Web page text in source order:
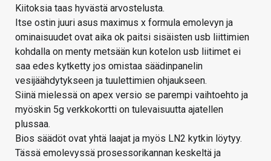
Kiitoksia taas hyvästä arvostelusta.
Itse ostin juuri asus maximus x formula emolevyn ja
ominaisuudet ovat aika ok paitsi sisäisten usb liittimien
kohdalla on menty metsään kun kotelon usb liitimet ei
saa edes kytketty jos omistaa säädinpanelin
vesijäähdytykseen ja tuulettimien ohjaukseen.
Siinä mielessä on apex versio se parempi vaihtoehto ja
myöskin 5g verkkokortti on tulevaisuutta ajatellen
plussaa.
Bios säädöt ovat yhtä laajat ja myös LN2 kytkin löytyy.
Tässä emolevyssä prosessorikannan keskeltä ja